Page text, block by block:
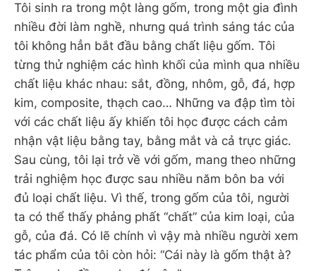
Tôi sinh ra trong một làng gốm, trong một gia đình
nhiều đời làm nghề, nhưng quá trình sáng tác của
tôi không hẳn bắt đầu bằng chất liệu gốm. Tôi
từng thử nghiệm các hình khối của mình qua nhiều
chất liệu khác nhau: sắt, đồng, nhôm, gỗ, đá, hợp
kim, composite, thạch cao… Những va đập tìm tòi
với các chất liệu ấy khiến tôi học được cách cảm
nhận vật liệu bằng tay, bằng mắt và cả trực giác.
Sau cùng, tôi lại trở về với gốm, mang theo những
trải nghiệm học được sau nhiều năm bôn ba với
đủ loại chất liệu. Vì thế, trong gốm của tôi, người
ta có thể thấy phảng phất “chất” của kim loại, của
gỗ, của đá. Có lẽ chính vì vậy mà nhiều người xem
tác phẩm của tôi còn hỏi: “Cái này là gốm thật à?